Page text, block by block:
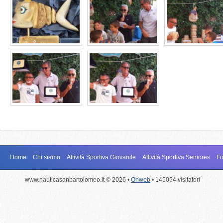
Home Chi siamo Attività Sportiva Giovanile Attività Sportiva Seniores
www.nauticasanbartolomeo.it © 2026 • Onweb • 145054 visitatori